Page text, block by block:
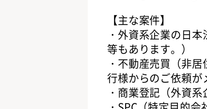
【主な案件】
・外資系企業の日
等もあります。）
・不動産売買（非
行様からのご依頼が
・商業登記（外資